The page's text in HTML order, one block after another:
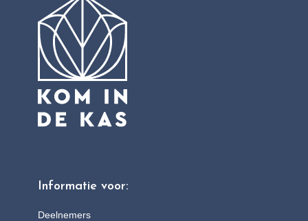
Informatie voor:
Deelnemers